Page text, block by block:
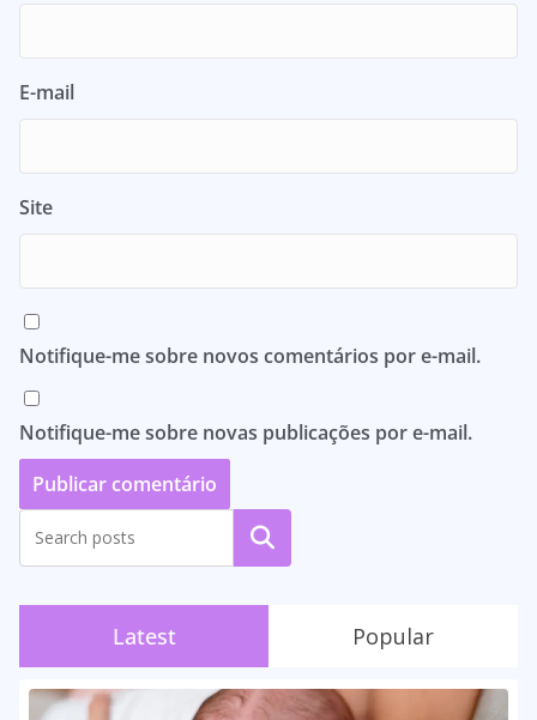
E-mail
Site
Notifique-me sobre novos comentários por e-mail.
Notifique-me sobre novas publicações por e-mail.
Pesquisar
Latest Popular